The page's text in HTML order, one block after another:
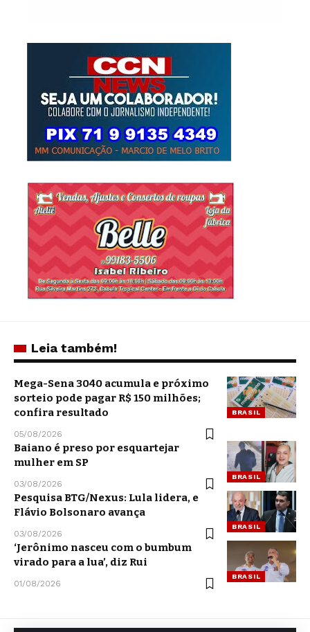
Leia também!
BRASIL
Mega-Sena 3040 acumula e próximo
sorteio pode pagar R$ 150 milhões;
confira resultado
05/08/2026
BRASIL
Baiano é preso por esquartejar
mulher em SP
03/08/2026
BRASIL
Pesquisa BTG/Nexus: Lula lidera, e
Flávio Bolsonaro avança
03/08/2026
BRASIL
‘Jerônimo nasceu com o bumbum
virado para a lua’, diz Rui
01/08/2026